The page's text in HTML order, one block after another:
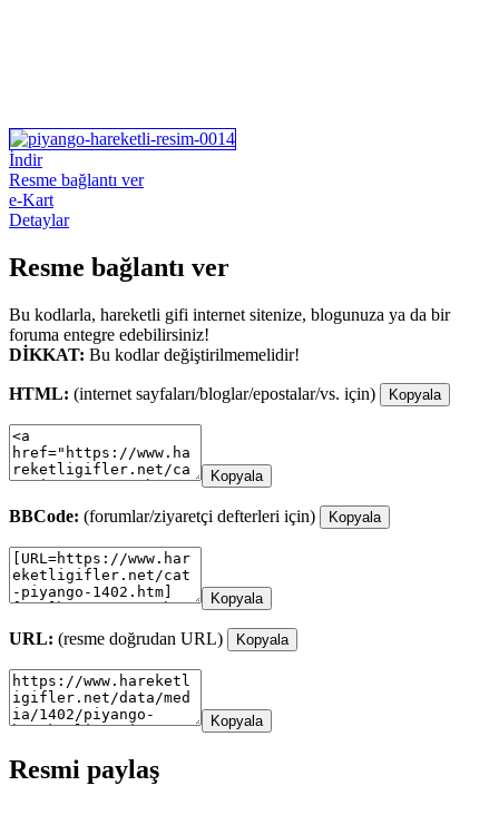
İndir
Resme bağlantı ver
e-Kart
Detaylar
Resme bağlantı ver
Bu kodlarla, hareketli gifi internet sitenize, blogunuza ya da bir
foruma entegre edebilirsiniz!
DİKKAT: Bu kodlar değiştirilmemelidir!
HTML: (internet sayfaları/bloglar/epostalar/vs. için) Kopyala
Kopyala
BBCode: (forumlar/ziyaretçi defterleri için) Kopyala
Kopyala
URL: (resme doğrudan URL) Kopyala
Kopyala
Resmi paylaş